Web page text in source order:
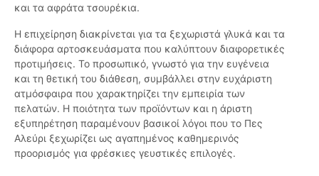
και τα αφράτα τσουρέκια.
Η επιχείρηση διακρίνεται για τα ξεχωριστά γλυκά και τα
διάφορα αρτοσκευάσματα που καλύπτουν διαφορετικές
προτιμήσεις. Το προσωπικό, γνωστό για την ευγένεια
και τη θετική του διάθεση, συμβάλλει στην ευχάριστη
ατμόσφαιρα που χαρακτηρίζει την εμπειρία των
πελατών. Η ποιότητα των προϊόντων και η άριστη
εξυπηρέτηση παραμένουν βασικοί λόγοι που το Πες
Αλεύρι ξεχωρίζει ως αγαπημένος καθημερινός
προορισμός για φρέσκιες γευστικές επιλογές.